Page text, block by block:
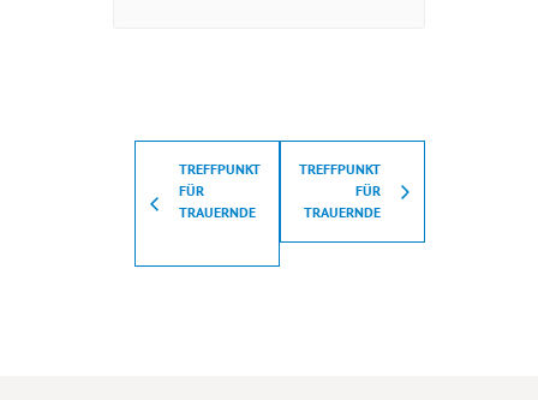
TREFFPUNKT
FÜR
TRAUERNDE
TREFFPUNKT
FÜR
TRAUERNDE